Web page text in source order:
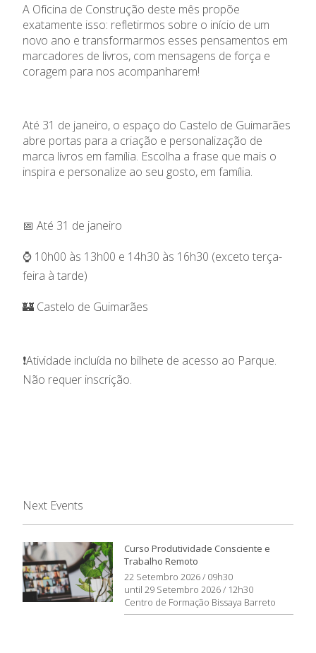
A Oficina de Construção deste mês propõe
exatamente isso: refletirmos sobre o início de um
novo ano e transformarmos esses pensamentos em
marcadores de livros, com mensagens de força e
coragem para nos acompanharem!
Até 31 de janeiro, o espaço do Castelo de Guimarães
abre portas para a criação e personalização de
marca livros em família. Escolha a frase que mais o
inspira e personalize ao seu gosto, em família.
📅 Até 31 de janeiro
⌚ 10h00 às 13h00 e 14h30 às 16h30 (exceto terça-
feira à tarde)
🏰 Castelo de Guimarães
❗Atividade incluída no bilhete de acesso ao Parque.
Não requer inscrição.
Next Events
Curso Produtividade Consciente e
Trabalho Remoto
22 Setembro 2026 / 09h30
until 29 Setembro 2026 / 12h30
Centro de Formação Bissaya Barreto